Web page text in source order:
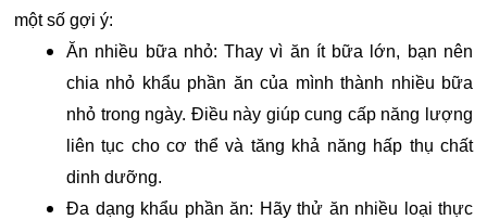
một số gợi ý:
Ăn nhiều bữa nhỏ: Thay vì ăn ít bữa lớn, bạn nên
chia nhỏ khẩu phần ăn của mình thành nhiều bữa
nhỏ trong ngày. Điều này giúp cung cấp năng lượng
liên tục cho cơ thể và tăng khả năng hấp thụ chất
dinh dưỡng.
Đa dạng khẩu phần ăn: Hãy thử ăn nhiều loại thực